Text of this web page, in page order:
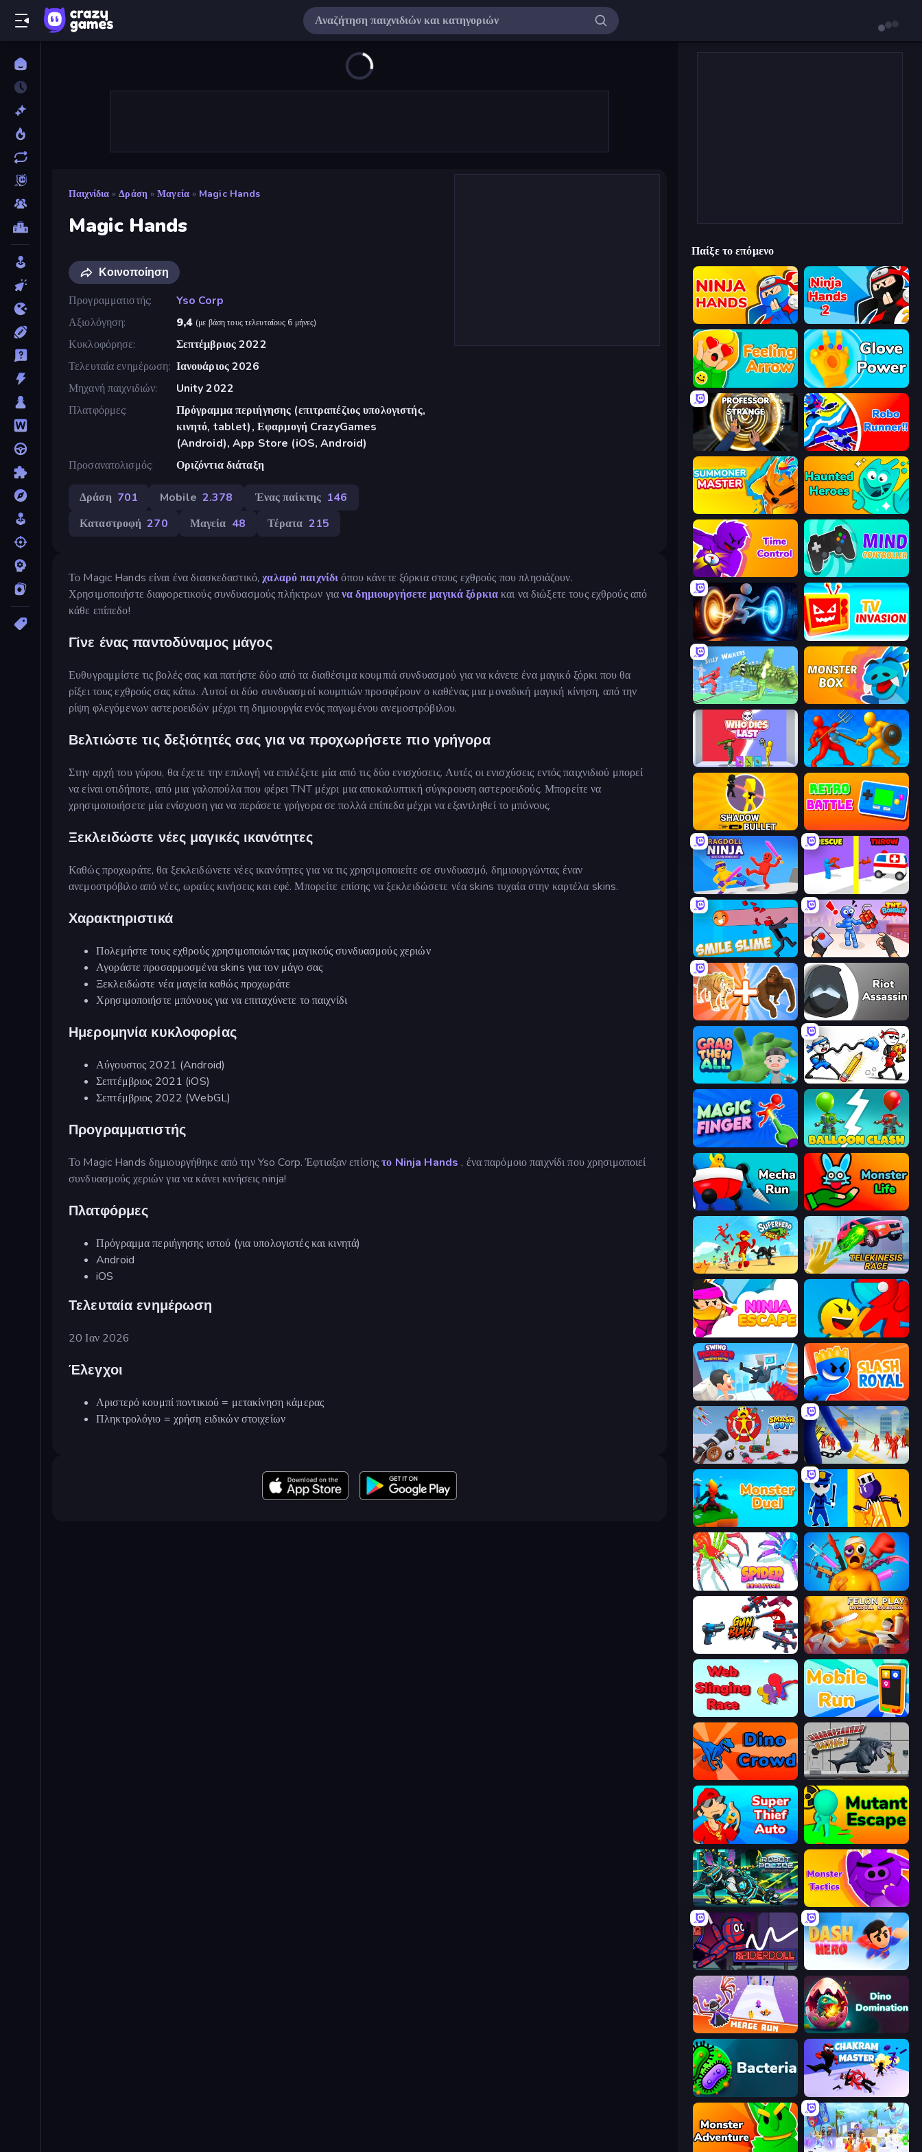
Παιχνίδια » Δράση » Μαγεία » Magic Hands
Magic Hands
Κοινοποίηση
Προγραμματιστής
Yso Corp
Αξιολόγηση
9,4 (με βάση τους τελευταίους 6 μήνες)
Κυκλοφόρησε
Σεπτέμβριος 2022
Τελευταία ενημέρωση Ιανουάριος 2026
Μηχανή παιχνιδιών
Unity 2022
Πλατφόρμες
Πρόγραμμα περιήγησης (επιτραπέζιος υπολογιστής,
κινητό, tablet), Εφαρμογή CrazyGames
(Android), App Store (iOS, Android)
Προσανατολισμός
Οριζόντια διάταξη
Δράση 701 Mobile 2.378 Ένας παίκτης 146
Καταστροφή 270 Μαγεία 48 Τέρατα 215
Το Magic Hands είναι ένα διασκεδαστικό,χαλαρό παιχνίδιόπου κάνετε ξόρκια στους εχθρούς που πλησιάζουν.
Χρησιμοποιήστε διαφορετικούς συνδυασμούς πλήκτρων γιανα δημιουργήσετε μαγικά ξόρκιακαι να διώξετε τους εχθρούς από
κάθε επίπεδο!
Γίνε ένας παντοδύναμος μάγος
Ευθυγραμμίστε τις βολές σας και πατήστε δύο από τα διαθέσιμα κουμπιά συνδυασμού για να κάνετε ένα μαγικό ξόρκι που θα
ρίξει τους εχθρούς σας κάτω. Αυτοί οι δύο συνδυασμοί κουμπιών προσφέρουν ο καθένας μια μοναδική μαγική κίνηση, από την
ρίψη φλεγόμενων αστεροειδών μέχρι τη δημιουργία ενός παγωμένου ανεμοστρόβιλου.
Βελτιώστε τις δεξιότητές σας για να προχωρήσετε πιο γρήγορα
Στην αρχή του γύρου, θα έχετε την επιλογή να επιλέξετε μία από τις δύο ενισχύσεις. Αυτές οι ενισχύσεις εντός παιχνιδιού μπορεί
να είναι οτιδήποτε, από μια γαλοπούλα που φέρει TNT μέχρι μια αποκαλυπτική σύγκρουση αστεροειδούς. Μπορείτε να
χρησιμοποιήσετε μία ενίσχυση για να περάσετε γρήγορα σε πολλά επίπεδα μέχρι να εξαντληθεί το μπόνους.
Ξεκλειδώστε νέες μαγικές ικανότητες
Καθώς προχωράτε, θα ξεκλειδώνετε νέες ικανότητες για να τις χρησιμοποιείτε σε συνδυασμό, δημιουργώντας έναν
ανεμοστρόβιλο από νέες, ωραίες κινήσεις και εφέ. Μπορείτε επίσης να ξεκλειδώσετε νέα skins τυχαία στην καρτέλα skins.
Χαρακτηριστικά
Πολεμήστε τους εχθρούς χρησιμοποιώντας μαγικούς συνδυασμούς χεριών
Αγοράστε προσαρμοσμένα skins για τον μάγο σας
Ξεκλειδώστε νέα μαγεία καθώς προχωράτε
Χρησιμοποιήστε μπόνους για να επιταχύνετε το παιχνίδι
Ημερομηνία κυκλοφορίας
Αύγουστος 2021 (Android)
Σεπτέμβριος 2021 (iOS)
Σεπτέμβριος 2022 (WebGL)
Προγραμματιστής
Το Magic Hands δημιουργήθηκε από την Yso Corp. Έφτιαξαν επίσηςτο Ninja Hands , ένα παρόμοιο παιχνίδι που χρησιμοποιεί
συνδυασμούς χεριών για να κάνει κινήσεις ninja!
Πλατφόρμες
Πρόγραμμα περιήγησης ιστού (για υπολογιστές και κινητά)
Android
iOS
Τελευταία ενημέρωση
20 Ιαν 2026
Έλεγχοι
Αριστερό κουμπί ποντικιού = μετακίνηση κάμερας
Πληκτρολόγιο = χρήση ειδικών στοιχείων
Παίξε το επόμενο
Ninja Hands Ninja Hands 2
Feeling Arrow Glove Power
Professor Strange Robo Runner
Summoner Master Haunted Heroes
Time Control! Mind Controller
Portal Escape TV Invasion
Silly Walkers Monster Box
Who Dies Last? Epic Sword Battle! Fight in Arena
Shadow Bullet Retro Battle
Ragdoll Ninja: Imposter Hero Rescue Throw
Smile Slime TNT Bomber
Animal DNA Run Riot Assassin
Grab Them All Doodle Smash
Magic Finger 3D Balloon Clash
Mecha Run Monster Life
Superhero Race! Telekinesis Race 3D
Ninja Escape Riot Escape
Swing Monster: Decisive Battle Slash Royal
Smash Guy: Ragdoll Punch Hero Slasher
Monster Duel
Spider Evolution: Runner Game Fun Ragdoll Challenge!
Felon Play: Ragdoll Sandbox
Web Slinging Race Mobile Run
Dino Crowd Sharkosaurus Rampage
Super Thief Auto Mutant Escape
Robot Police Iron Panther Monsters Tactics
SpiderDoll
Merge Run Dino Domination
Bacteria Chakram Master